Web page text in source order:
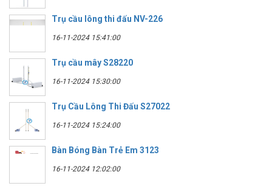
Trụ cầu lông thi đấu NV-226
16-11-2024 15:41:00
Trụ cầu mây S28220
16-11-2024 15:30:00
Trụ Cầu Lông Thi Đấu S27022
16-11-2024 15:24:00
Bàn Bóng Bàn Trẻ Em 3123
16-11-2024 12:02:00